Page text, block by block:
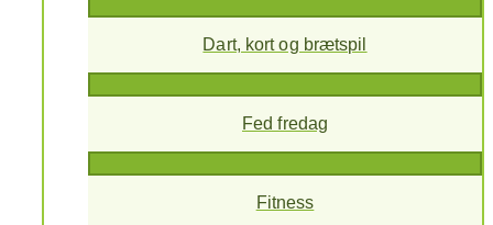
Dart, kort og brætspil
Fed fredag
Fitness